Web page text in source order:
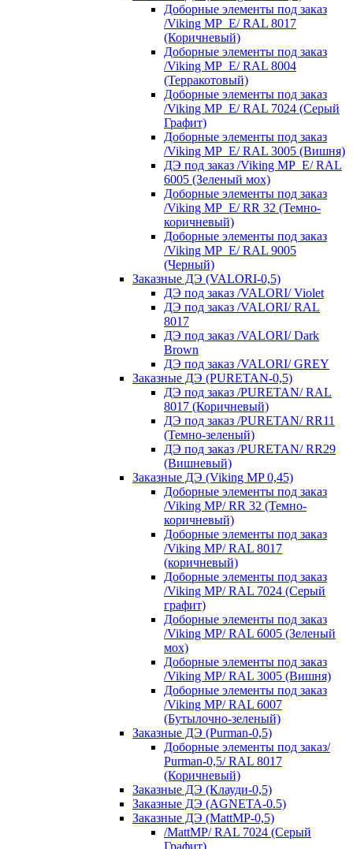
Доборные элементы под заказ
/Viking MP_E/ RAL 8017
(Коричневый)
Доборные элементы под заказ
/Viking MP_E/ RAL 8004
(Терракотовый)
Доборные элементы под заказ
/Viking MP_E/ RAL 7024 (Серый
Графит)
Доборные элементы под заказ
/Viking MP_E/ RAL 3005 (Вишня)
ДЭ под заказ /Viking MP_E/ RAL
6005 (Зеленый мох)
Доборные элементы под заказ
/Viking MP_E/ RR 32 (Темно-
коричневый)
Доборные элементы под заказ
/Viking MP_E/ RAL 9005
(Черный)
Заказные ДЭ (VALORI-0,5)
ДЭ под заказ /VALORI/ Violet
ДЭ под заказ /VALORI/ RAL
8017
ДЭ под заказ /VALORI/ Dark
Brown
ДЭ под заказ /VALORI/ GREY
Заказные ДЭ (PURETAN-0,5)
ДЭ под заказ /PURETAN/ RAL
8017 (Коричневый)
ДЭ под заказ /PURETAN/ RR11
(Темно-зеленый)
ДЭ под заказ /PURETAN/ RR29
(Вишневый)
Заказные ДЭ (Viking MP 0,45)
Доборные элементы под заказ
/Viking MP/ RR 32 (Темно-
коричневый)
Доборные элементы под заказ
/Viking MP/ RAL 8017
(коричневый)
Доборные элементы под заказ
/Viking MP/ RAL 7024 (Серый
графит)
Доборные элементы под заказ
/Viking MP/ RAL 6005 (Зеленый
мох)
Доборные элементы под заказ
/Viking MP/ RAL 3005 (Вишня)
Доборные элементы под заказ
/Viking MP/ RAL 6007
(Бутылочно-зеленый)
Заказные ДЭ (Purman-0,5)
Доборные элементы под заказ/
Purman-0,5/ RAL 8017
(Коричневый)
Заказные ДЭ (Клауди-0,5)
Заказные ДЭ (AGNETA-0.5)
Заказные ДЭ (MattMP-0,5)
/MattMP/ RAL 7024 (Серый
Графит)